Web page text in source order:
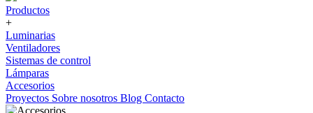
Productos
+
Luminarias
Ventiladores
Sistemas de control
Lámparas
Accesorios
Proyectos Sobre nosotros Blog Contacto